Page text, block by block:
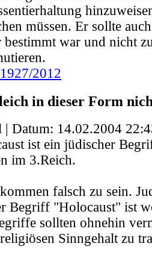
müssen. Er sollte
bestimmt war und nicht
2012
in dieser Form
Datum: 14.02.2004
ist ein jüdischer
im 3.Reich.
falsch zu sein.
Begriff "Holocaust" ist
sollten ohnehin
Sinngehalt zu